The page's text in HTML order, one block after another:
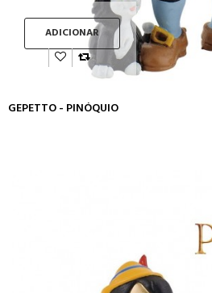
ADICIONAR
GEPETTO - PINÓQUIO